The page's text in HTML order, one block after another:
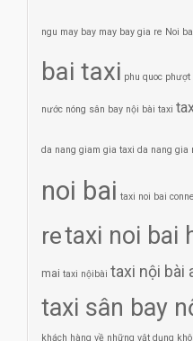
ngu may bay may bay gia re Noi
bai taxi phu quoc phượt
nước nóng sân bay nội bài taxi
da nang giam gia taxi da nang gia
noi bai taxi noi bai
retaxi noi bai
mai taxi nộibài taxi nội bài
taxi sân bay
khách hàng về những vật dụng